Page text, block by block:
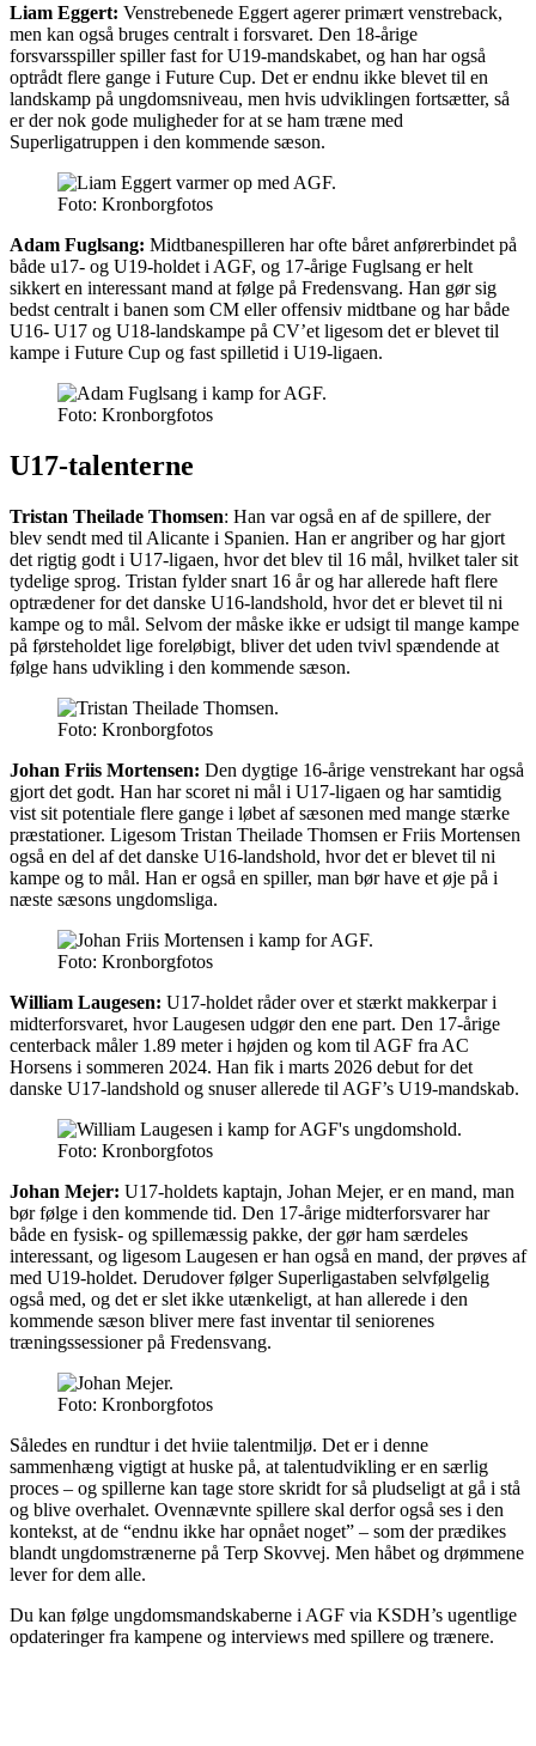
Liam Eggert: Venstrebenede Eggert agerer primært venstreback,
men kan også bruges centralt i forsvaret. Den 18-årige
forsvarsspiller spiller fast for U19-mandskabet, og han har også
optrådt flere gange i Future Cup. Det er endnu ikke blevet til en
landskamp på ungdomsniveau, men hvis udviklingen fortsætter, så
er der nok gode muligheder for at se ham træne med
Superligatruppen i den kommende sæson.
Foto: Kronborgfotos
Adam Fuglsang: Midtbanespilleren har ofte båret anførerbindet på
både u17- og U19-holdet i AGF, og 17-årige Fuglsang er helt
sikkert en interessant mand at følge på Fredensvang. Han gør sig
bedst centralt i banen som CM eller offensiv midtbane og har både
U16- U17 og U18-landskampe på CV’et ligesom det er blevet til
kampe i Future Cup og fast spilletid i U19-ligaen.
Foto: Kronborgfotos
U17-talenterne
Tristan Theilade Thomsen: Han var også en af de spillere, der
blev sendt med til Alicante i Spanien. Han er angriber og har gjort
det rigtig godt i U17-ligaen, hvor det blev til 16 mål, hvilket taler sit
tydelige sprog. Tristan fylder snart 16 år og har allerede haft flere
optrædener for det danske U16-landshold, hvor det er blevet til ni
kampe og to mål. Selvom der måske ikke er udsigt til mange kampe
på førsteholdet lige foreløbigt, bliver det uden tvivl spændende at
følge hans udvikling i den kommende sæson.
Foto: Kronborgfotos
Johan Friis Mortensen: Den dygtige 16-årige venstrekant har også
gjort det godt. Han har scoret ni mål i U17-ligaen og har samtidig
vist sit potentiale flere gange i løbet af sæsonen med mange stærke
præstationer. Ligesom Tristan Theilade Thomsen er Friis Mortensen
også en del af det danske U16-landshold, hvor det er blevet til ni
kampe og to mål. Han er også en spiller, man bør have et øje på i
næste sæsons ungdomsliga.
Foto: Kronborgfotos
William Laugesen: U17-holdet råder over et stærkt makkerpar i
midterforsvaret, hvor Laugesen udgør den ene part. Den 17-årige
centerback måler 1.89 meter i højden og kom til AGF fra AC
Horsens i sommeren 2024. Han fik i marts 2026 debut for det
danske U17-landshold og snuser allerede til AGF’s U19-mandskab.
Foto: Kronborgfotos
Johan Mejer: U17-holdets kaptajn, Johan Mejer, er en mand, man
bør følge i den kommende tid. Den 17-årige midterforsvarer har
både en fysisk- og spillemæssig pakke, der gør ham særdeles
interessant, og ligesom Laugesen er han også en mand, der prøves af
med U19-holdet. Derudover følger Superligastaben selvfølgelig
også med, og det er slet ikke utænkeligt, at han allerede i den
kommende sæson bliver mere fast inventar til seniorenes
træningssessioner på Fredensvang.
Foto: Kronborgfotos
Således en rundtur i det hviie talentmiljø. Det er i denne
sammenhæng vigtigt at huske på, at talentudvikling er en særlig
proces – og spillerne kan tage store skridt for så pludseligt at gå i stå
og blive overhalet. Ovennævnte spillere skal derfor også ses i den
kontekst, at de “endnu ikke har opnået noget” – som der prædikes
blandt ungdomstrænerne på Terp Skovvej. Men håbet og drømmene
lever for dem alle.
Du kan følge ungdomsmandskaberne i AGF via KSDH’s ugentlige
opdateringer fra kampene og interviews med spillere og trænere.